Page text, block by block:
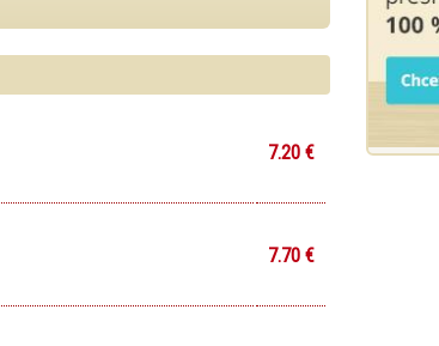
7.20 €
7.70 €